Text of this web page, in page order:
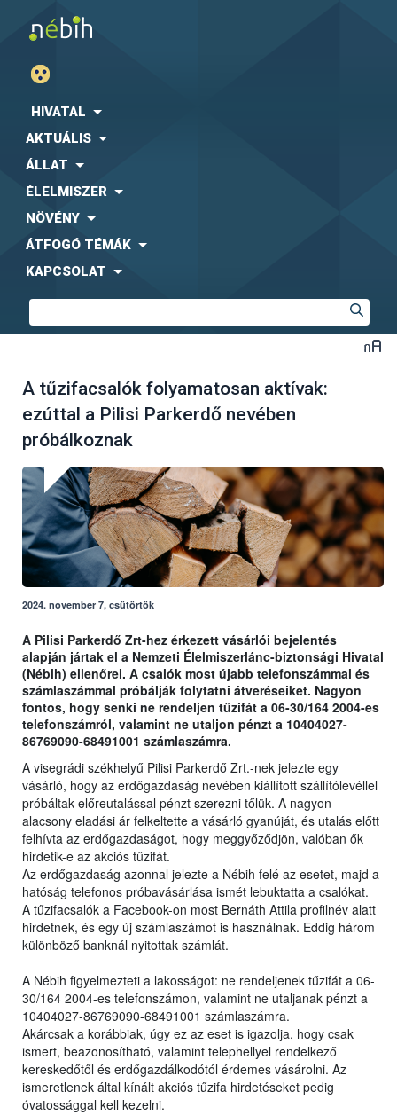
HIVATAL
AKTUÁLIS
ÁLLAT
ÉLELMISZER
NÖVÉNY
ÁTFOGÓ TÉMÁK
KAPCSOLAT
A tűzifacsalók folyamatosan aktívak:
ezúttal a Pilisi Parkerdő nevében
próbálkoznak
2024. november 7, csütörtök
A Pilisi Parkerdő Zrt-hez érkezett vásárlói bejelentés
alapján jártak el a Nemzeti Élelmiszerlánc-biztonsági Hivatal
(Nébih) ellenőrei. A csalók most újabb telefonszámmal és
számlaszámmal próbálják folytatni átveréseiket. Nagyon
fontos, hogy senki ne rendeljen tűzifát a 06-30/164 2004-es
telefonszámról, valamint ne utaljon pénzt a 10404027-
86769090-68491001 számlaszámra.
A visegrádi székhelyű Pilisi Parkerdő Zrt.-nek jelezte egy
vásárló, hogy az erdőgazdaság nevében kiállított szállítólevéllel
próbáltak előreutalással pénzt szerezni tőlük. A nagyon
alacsony eladási ár felkeltette a vásárló gyanúját, és utalás előtt
felhívta az erdőgazdaságot, hogy meggyőződjön, valóban ők
hirdetik-e az akciós tűzifát.
Az erdőgazdaság azonnal jelezte a Nébih felé az esetet, majd a
hatóság telefonos próbavásárlása ismét lebuktatta a csalókat.
A tűzifacsalók a Facebook-on most Bernáth Attila profilnév alatt
hirdetnek, és egy új számlaszámot is használnak. Eddig három
különböző banknál nyitottak számlát.
A Nébih figyelmezteti a lakosságot: ne rendeljenek tűzifát a 06-
30/164 2004-es telefonszámon, valamint ne utaljanak pénzt a
10404027-86769090-68491001 számlaszámra.
Akárcsak a korábbiak, úgy ez az eset is igazolja, hogy csak
ismert, beazonosítható, valamint telephellyel rendelkező
kereskedőtől és erdőgazdálkodótól érdemes vásárolni. Az
ismeretlenek által kínált akciós tűzifa hirdetéseket pedig
óvatossággal kell kezelni.